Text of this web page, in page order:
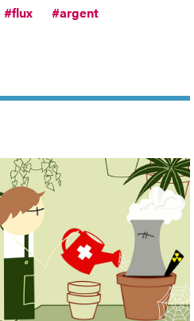
#flux
#argent